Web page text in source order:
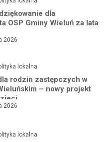
dla
OSP Gminy Wieluń za lata
2026
lokalna
rodzin zastępczych w
– nowy projekt
2026
lokalna